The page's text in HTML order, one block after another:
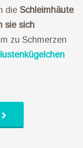
die Schleimhäute
sie sich
zu Schmerzen